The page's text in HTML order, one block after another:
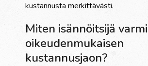
kustannusta merkittävästi.
Miten isännöitsijä
oikeudenmukaisen
kustannusjaon?